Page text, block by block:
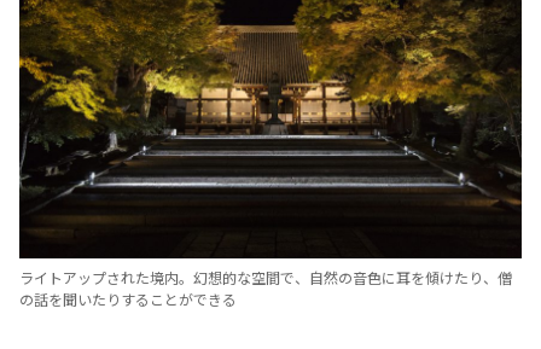
ライトアップされた境内。幻想的な空間で、自然の音色に耳を傾けたり、僧
の話を聞いたりすることができる